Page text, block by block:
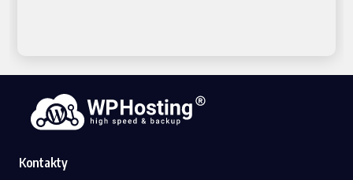
Kontakty